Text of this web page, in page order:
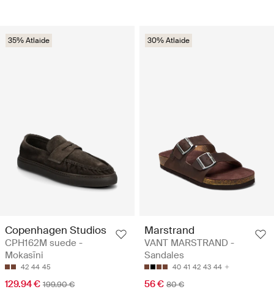
35% Atlaide
Copenhagen Studios
CPH162M suede -
Mokasīni
42 44 45
129.94 € 199.90 €
30% Atlaide
Marstrand
VANT MARSTRAND -
Sandales
40 41 42 43 44
56 € 80 €